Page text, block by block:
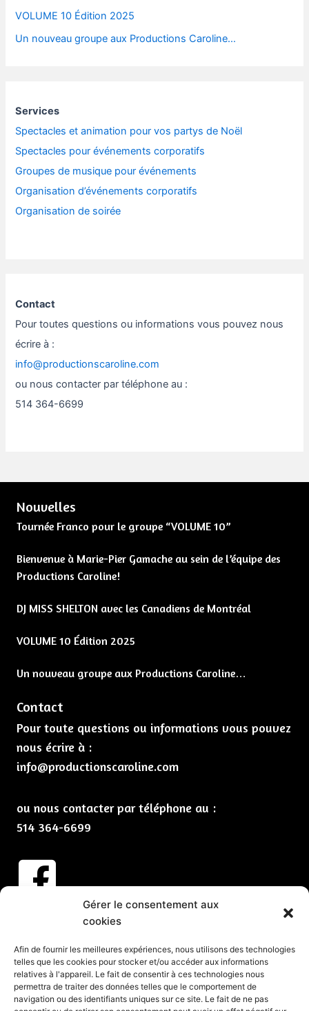
Gérer le consentement aux
cookies
Afin de fournir les meilleures expériences, nous utilisons des technologies
telles que les cookies pour stocker et/ou accéder aux informations
relatives à l'appareil. Le fait de consentir à ces technologies nous
permettra de traiter des données telles que le comportement de
navigation ou des identifiants uniques sur ce site. Le fait de ne pas
VOLUME 10 Édition 2025
Un nouveau groupe aux Productions Caroline…
Services
Spectacles et animation pour vos partys de Noël
Spectacles pour événements corporatifs
Groupes de musique pour événements
Organisation d’événements corporatifs
Organisation de soirée
Contact
Pour toutes questions ou informations vous pouvez nous
écrire à :
info@productionscaroline.com
ou nous contacter par téléphone au :
514 364-6699
Nouvelles
Tournée Franco pour le groupe “VOLUME 10”
Bienvenue à Marie-Pier Gamache au sein de l’équipe des
Productions Caroline!
DJ MISS SHELTON avec les Canadiens de Montréal
VOLUME 10 Édition 2025
Un nouveau groupe aux Productions Caroline…
Contact
Pour toute questions ou informations vous pouvez
nous écrire à :
info@productionscaroline.com
ou nous contacter par téléphone au :
514 364-6699
Abonnez-vous à nos infolettres
Services
Spectacles et animation pour vos partys de Noël